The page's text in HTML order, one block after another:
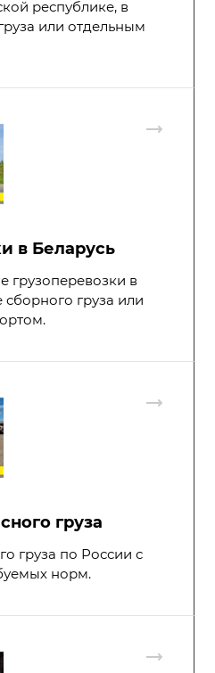
республике, в
или отдельным
в Беларусь
грузоперевозки в
сборного груза или
груза
груза по России с
норм.